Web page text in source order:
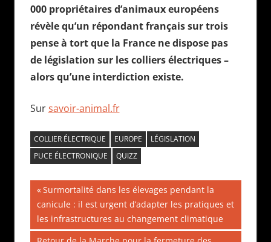
000 propriétaires d’animaux européens
révèle qu’un répondant français sur trois
pense à tort que la France ne dispose pas
de législation sur les colliers électriques –
alors qu’une interdiction existe.
Sursavoir-animal.fr
COLLIER ÉLECTRIQUE EUROPE
LÉGISLATION
PUCE ÉLECTRONIQUE
QUIZZ
Navigation
de
Publication
précédente :
Surmortalité dans les élevages pendant la
canicule : il est urgent d’adapter les pratiques et
les infrastructures au changement climatique